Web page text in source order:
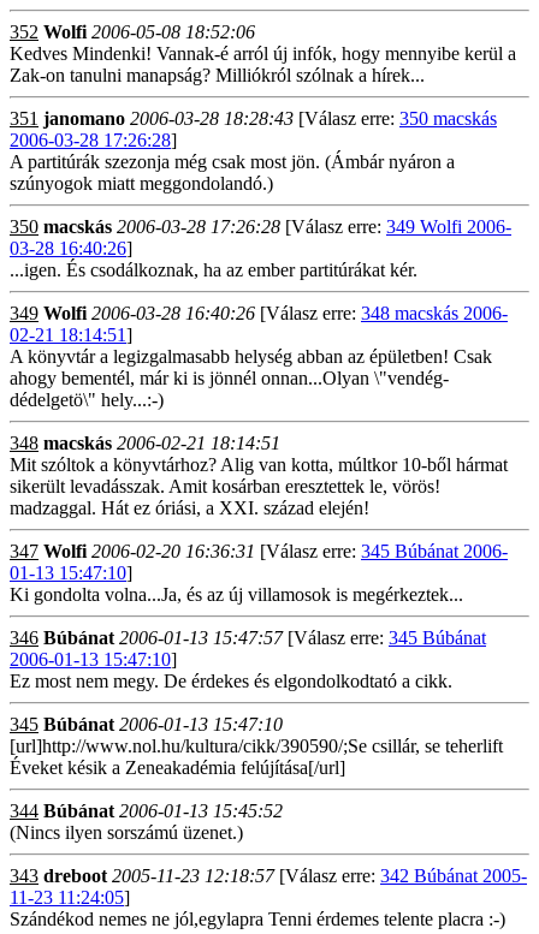
352 Wolfi 2006-05-08 18:52:06
Kedves Mindenki! Vannak-é arról új infók, hogy mennyibe kerül a
Zak-on tanulni manapság? Milliókról szólnak a hírek...
351 janomano 2006-03-28 18:28:43 [Válasz erre: 350 macskás
2006-03-28 17:26:28]
A partitúrák szezonja még csak most jön. (Ámbár nyáron a
szúnyogok miatt meggondolandó.)
350 macskás 2006-03-28 17:26:28 [Válasz erre: 349 Wolfi 2006-
03-28 16:40:26]
...igen. És csodálkoznak, ha az ember partitúrákat kér.
349 Wolfi 2006-03-28 16:40:26 [Válasz erre: 348 macskás 2006-
02-21 18:14:51]
A könyvtár a legizgalmasabb helység abban az épületben! Csak
ahogy bementél, már ki is jönnél onnan...Olyan \"vendég-
dédelgetö\" hely...:-)
348 macskás 2006-02-21 18:14:51
Mit szóltok a könyvtárhoz? Alig van kotta, múltkor 10-ből hármat
sikerült levadásszak. Amit kosárban eresztettek le, vörös!
madzaggal. Hát ez óriási, a XXI. század elején!
347 Wolfi 2006-02-20 16:36:31 [Válasz erre: 345 Búbánat 2006-
01-13 15:47:10]
Ki gondolta volna...Ja, és az új villamosok is megérkeztek...
346 Búbánat 2006-01-13 15:47:57[Válasz erre: 345 Búbánat
2006-01-13 15:47:10]
Ez most nem megy. De érdekes és elgondolkodtató a cikk.
345 Búbánat 2006-01-13 15:47:10
[url]http://www.nol.hu/kultura/cikk/390590/;Se csillár, se teherlift
Éveket késik a Zeneakadémia felújítása[/url]
344 Búbánat 2006-01-13 15:45:52
(Nincs ilyen sorszámú üzenet.)
343 dreboot 2005-11-23 12:18:57[Válasz erre: 342 Búbánat 2005-
11-23 11:24:05]
Szándékod nemes ne jól,egylapra Tenni érdemes telente placra :-)